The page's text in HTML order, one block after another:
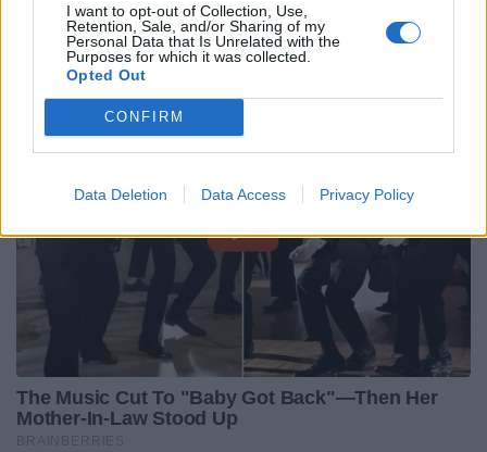
I want to opt-out of Collection, Use,
Retention, Sale, and/or Sharing of my
Personal Data that Is Unrelated with the
Purposes for which it was collected.
Opted Out
CONFIRM
Data Deletion Data Access Privacy Policy